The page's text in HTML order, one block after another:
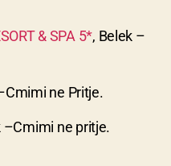
& SPA 5*, Belek –
ne Pritje.
–Cmimi ne pritje.